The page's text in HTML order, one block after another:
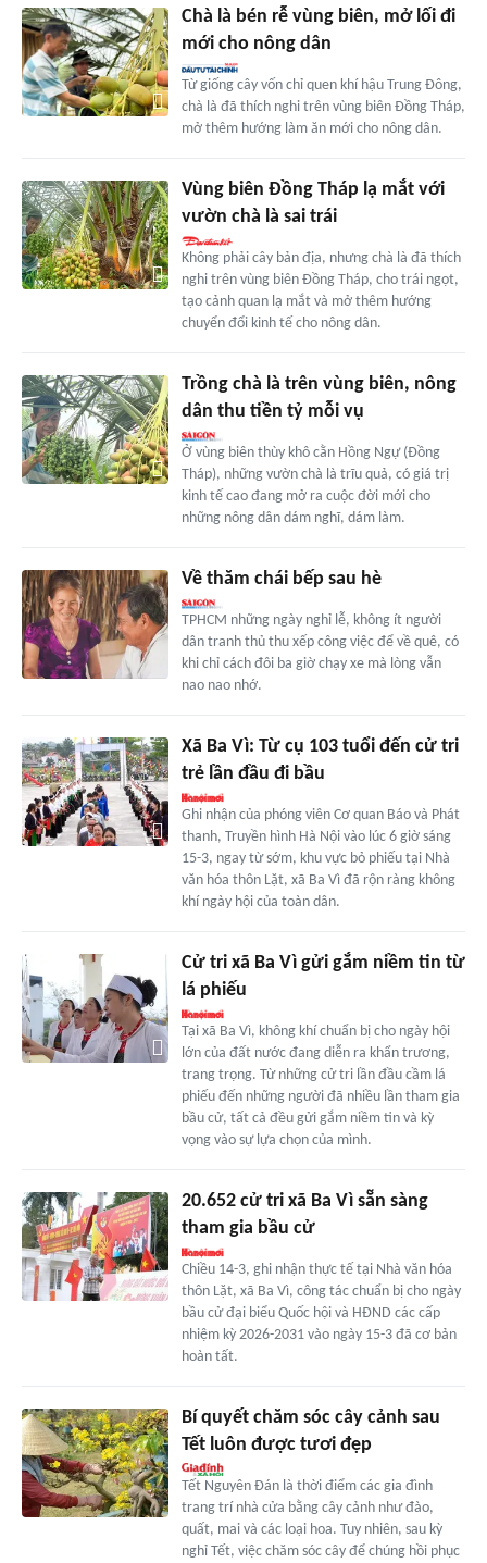
Chà là bén rễ vùng biên, mở lối đi
mới cho nông dân
Từ giống cây vốn chỉ quen khí hậu Trung Đông,
chà là đã thích nghi trên vùng biên Đồng Tháp,
mở thêm hướng làm ăn mới cho nông dân.
Vùng biên Đồng Tháp lạ mắt với
vườn chà là sai trái
Không phải cây bản địa, nhưng chà là đã thích
nghi trên vùng biên Đồng Tháp, cho trái ngọt,
tạo cảnh quan lạ mắt và mở thêm hướng
chuyển đổi kinh tế cho nông dân.
Trồng chà là trên vùng biên, nông
dân thu tiền tỷ mỗi vụ
Ở vùng biên thùy khô cằn Hồng Ngự (Đồng
Tháp), những vườn chà là trĩu quả, có giá trị
kinh tế cao đang mở ra cuộc đời mới cho
những nông dân dám nghĩ, dám làm.
Về thăm chái bếp sau hè
TPHCM những ngày nghỉ lễ, không ít người
dân tranh thủ thu xếp công việc để về quê, có
khi chỉ cách đôi ba giờ chạy xe mà lòng vẫn
nao nao nhớ.
Xã Ba Vì: Từ cụ 103 tuổi đến cử tri
trẻ lần đầu đi bầu
Ghi nhận của phóng viên Cơ quan Báo và Phát
thanh, Truyền hình Hà Nội vào lúc 6 giờ sáng
15-3, ngay từ sớm, khu vực bỏ phiếu tại Nhà
văn hóa thôn Lặt, xã Ba Vì đã rộn ràng không
khí ngày hội của toàn dân.
Cử tri xã Ba Vì gửi gắm niềm tin từ
lá phiếu
Tại xã Ba Vì, không khí chuẩn bị cho ngày hội
lớn của đất nước đang diễn ra khẩn trương,
trang trọng. Từ những cử tri lần đầu cầm lá
phiếu đến những người đã nhiều lần tham gia
bầu cử, tất cả đều gửi gắm niềm tin và kỳ
vọng vào sự lựa chọn của mình.
20.652 cử tri xã Ba Vì sẵn sàng
tham gia bầu cử
Chiều 14-3, ghi nhận thực tế tại Nhà văn hóa
thôn Lặt, xã Ba Vì, công tác chuẩn bị cho ngày
bầu cử đại biểu Quốc hội và HĐND các cấp
nhiệm kỳ 2026-2031 vào ngày 15-3 đã cơ bản
hoàn tất.
Bí quyết chăm sóc cây cảnh sau
Tết luôn được tươi đẹp
Tết Nguyên Đán là thời điểm các gia đình
trang trí nhà cửa bằng cây cảnh như đào,
quất, mai và các loại hoa. Tuy nhiên, sau kỳ
nghỉ Tết, việc chăm sóc cây để chúng hồi phục